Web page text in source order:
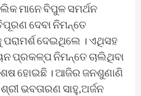
ମାନେ ବିପୁଳ ସମର୍ଥନ
ଦେବା ନିମନ୍ତେ
ଦେଇଥିଲେ । ଏଥିସହ
ପ୍ରକଳ୍ପ ନିମନ୍ତେ ଚାଲିଥିବା
ହୋଇଛି । ଆଜିର ଜନଶୁଣାଣି
ଭବତାରଣ ସାହୁ,ଅର୍ଜନ